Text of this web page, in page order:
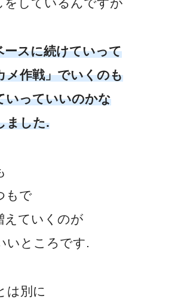
ースに続けていって
メ作戦」でいくのも
いっていいのかな
ました.
もで
えていくのが
いところです.
は別に